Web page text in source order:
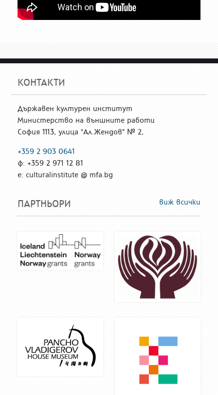
КОНТАКТИ
Държавен културен институт
Министерство на външните работи
София 1113, улица "Ал.Жендов" № 2,
+359 2 903 0641
ф: +359 2 971 12 81
е: culturalinstitute @ mfa.bg
ПАРТНЬОРИ виж всички